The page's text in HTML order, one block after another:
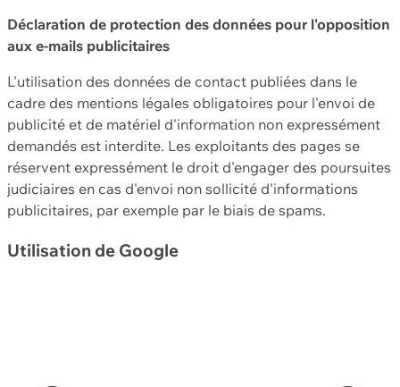
Déclaration de protection des données pour l'opposition
aux e-mails publicitaires
L'utilisation des données de contact publiées dans le
cadre des mentions légales obligatoires pour l'envoi de
publicité et de matériel d'information non expressément
demandés est interdite. Les exploitants des pages se
réservent expressément le droit d'engager des poursuites
judiciaires en cas d'envoi non sollicité d'informations
publicitaires, par exemple par le biais de spams.
Utilisation de Google